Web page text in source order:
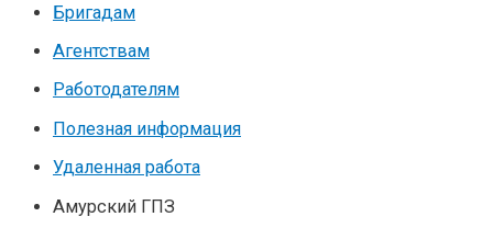
Бригадам
Агентствам
Работодателям
Полезная информация
Удаленная работа
Амурский ГПЗ